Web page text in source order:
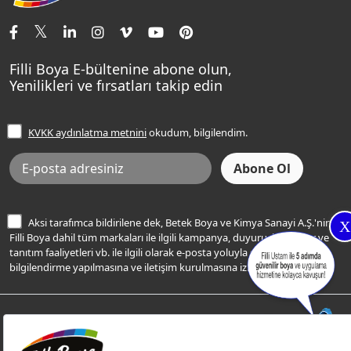
X
Tavan Boyaları
Ev Bakım ve Hobi Boyaları
Yatak Odası Renkleri
Sentomaxx Sentetik Boya
Sentomaxx İpeksi Mat
Momento Life
Şampanya Rengi
Açık Mavi Rengi
Frezya Rengi
İletişim Bilgilerimiz
Renk Danışma
Filli Ustam
Sıkça Sorulan Sorular
Ücretsiz Yalıtım Keşif Hizmeti
Bilgi Toplumu Hizmetleri
İnternet Sitesi Kullanım Koşulları
KVKK Talep Formu
KVKK Aydınlatma Metni
Filli Boya E-bültenine abone olun,
Yenilikleri ve fırsatları takip edin
KVKK aydınlatma metniniokudum, bilgilendim.
Aksi tarafımca bildirilene dek, Betek Boya ve Kimya Sanayi A.Ş.'nin
Filli Boya dahil tüm markaları ile ilgili kampanya, duyuru, hizmetler ve
tanıtım faaliyetleri vb. ile ilgili olarak e-posta yoluyla şahsıma
bilgilendirme yapılmasına ve iletişim kurulmasına izin veriyorum.